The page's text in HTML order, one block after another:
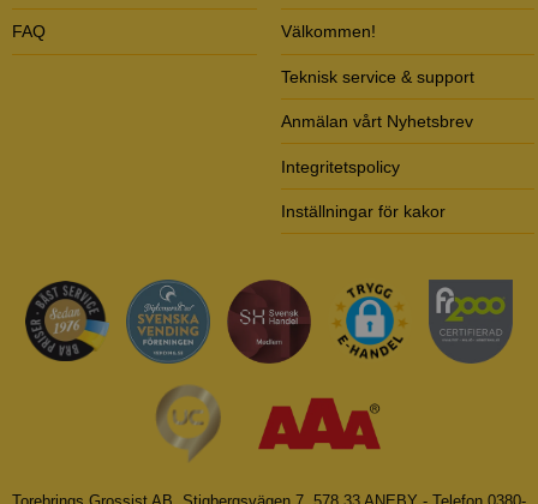
FAQ Välkommen!
Teknisk service & support
Anmälan vårt Nyhetsbrev
Integritetspolicy
Inställningar för kakor